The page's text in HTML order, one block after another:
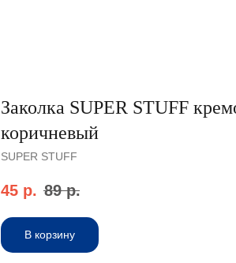
Заколка SUPER STUFF
коричневый
SUPER STUFF
45 р. 89 р.
В корзину